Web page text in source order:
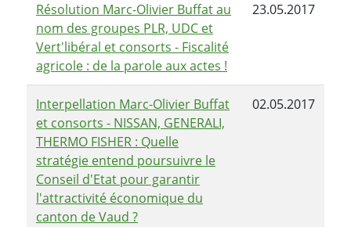
Résolution Marc-Olivier Buffat au
nom des groupes PLR, UDC et
Vert'libéral et consorts - Fiscalité
agricole : de la parole aux actes !
23.05.2017
Interpellation Marc-Olivier Buffat
et consorts - NISSAN, GENERALI,
THERMO FISHER : Quelle
stratégie entend poursuivre le
Conseil d'Etat pour garantir
l'attractivité économique du
canton de Vaud ?
02.05.2017